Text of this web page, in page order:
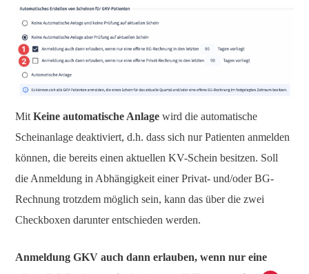
Mit Keine automatische Anlage wird die automatische
Scheinanlage deaktiviert, d.h. dass sich nur Patienten anmelden
können, die bereits einen aktuellen KV-Schein besitzen. Soll
die Anmeldung in Abhängigkeit einer Privat- und/oder BG-
Rechnung trotzdem möglich sein, kann das über die zwei
Checkboxen darunter entschieden werden.
Anmeldung GKV auch dann erlauben, wenn nur eine